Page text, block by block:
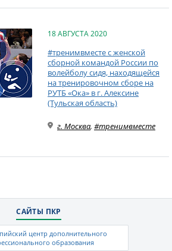
18 АВГУСТА 2020
#тренимвместе с женской
сборной командой России по
волейболу сидя, находящейся
на тренировочном сборе на
РУТБ «Ока» в г. Алексине
(Тульская область)
г. Москва, #тренимвместе
САЙТЫ ПКР
центр дополнительного
образования